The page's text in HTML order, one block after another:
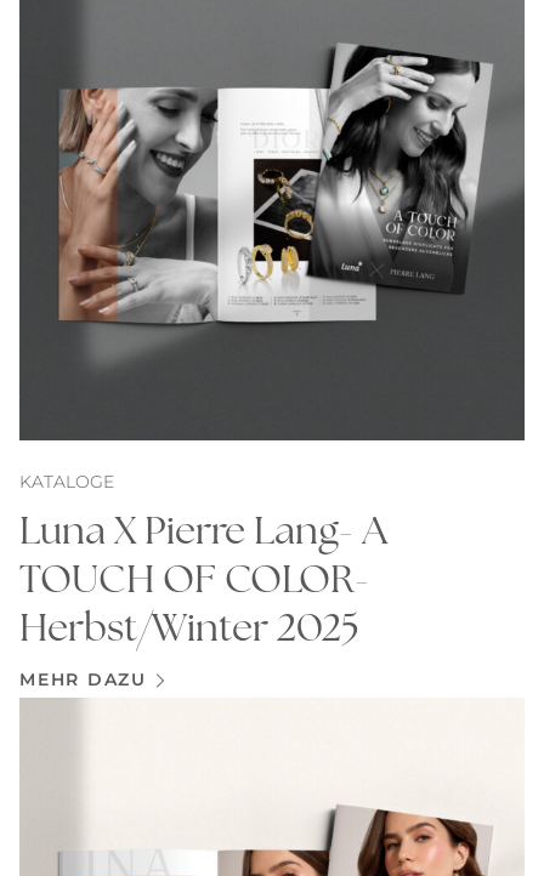
KATALOGE
Luna X Pierre Lang- A
TOUCH OF COLOR-
Herbst/Winter 2025
MEHR DAZU